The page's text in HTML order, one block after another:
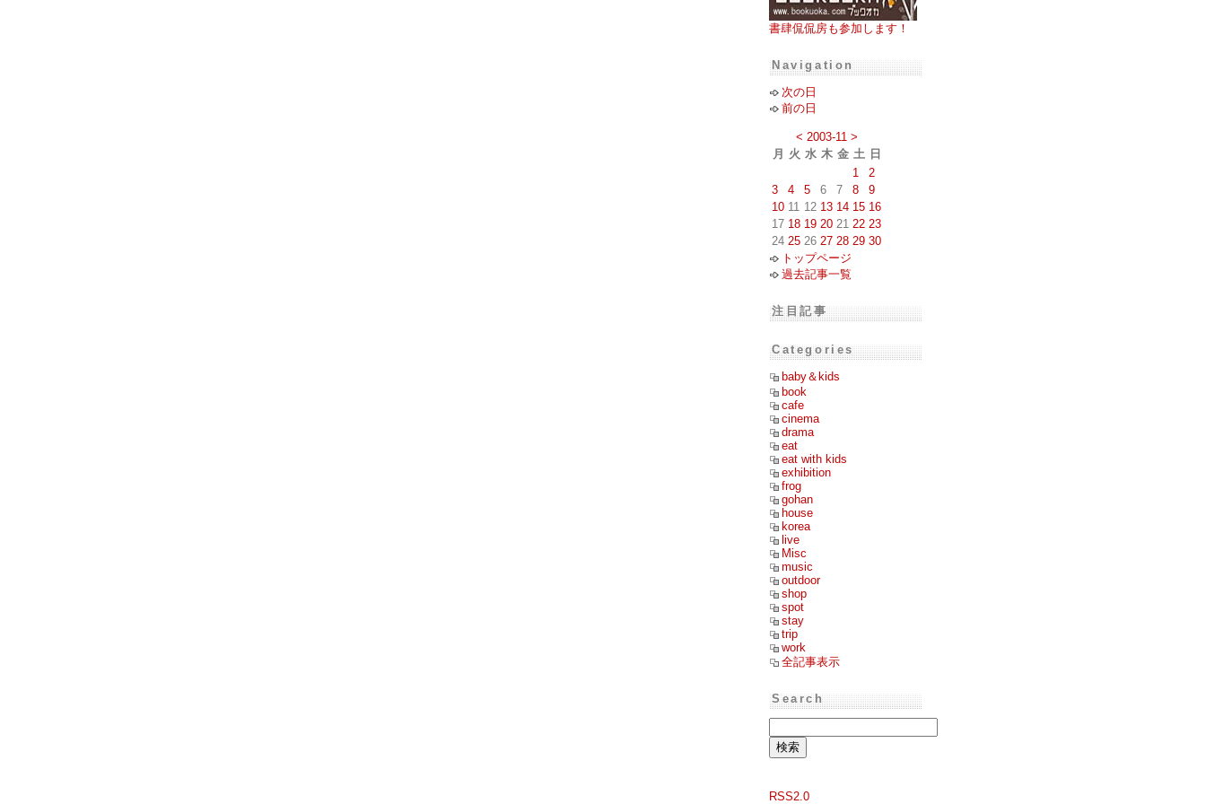
書肆侃侃房も参加します！
Navigation
次の日
前の日
< 2003-11 >
月
火 水 木 金 土 日
1
2
3
4 5 6 7 8
9
10 11 12 13 14 15 16
17 18 19 20 21 22 23
24 25 26 27 28 29 30
トップページ
過去記事一覧
注目記事
Categories
baby＆kids
book
cafe
cinema
drama
eat
eat with kids
exhibition
frog
gohan
house
korea
live
Misc
music
outdoor
shop
spot
stay
trip
work
全記事表示
Search
RSS2.0